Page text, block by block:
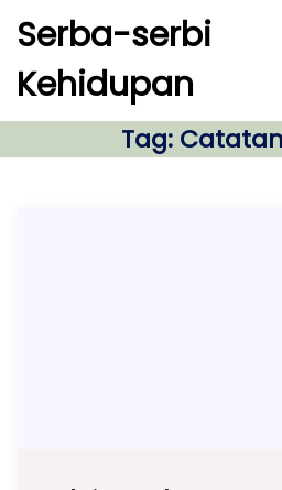
c
Serba-serbi
Kehidupan
Tag: